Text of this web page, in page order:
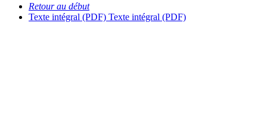
Retour au début
Texte intégral (PDF) Texte intégral (PDF)